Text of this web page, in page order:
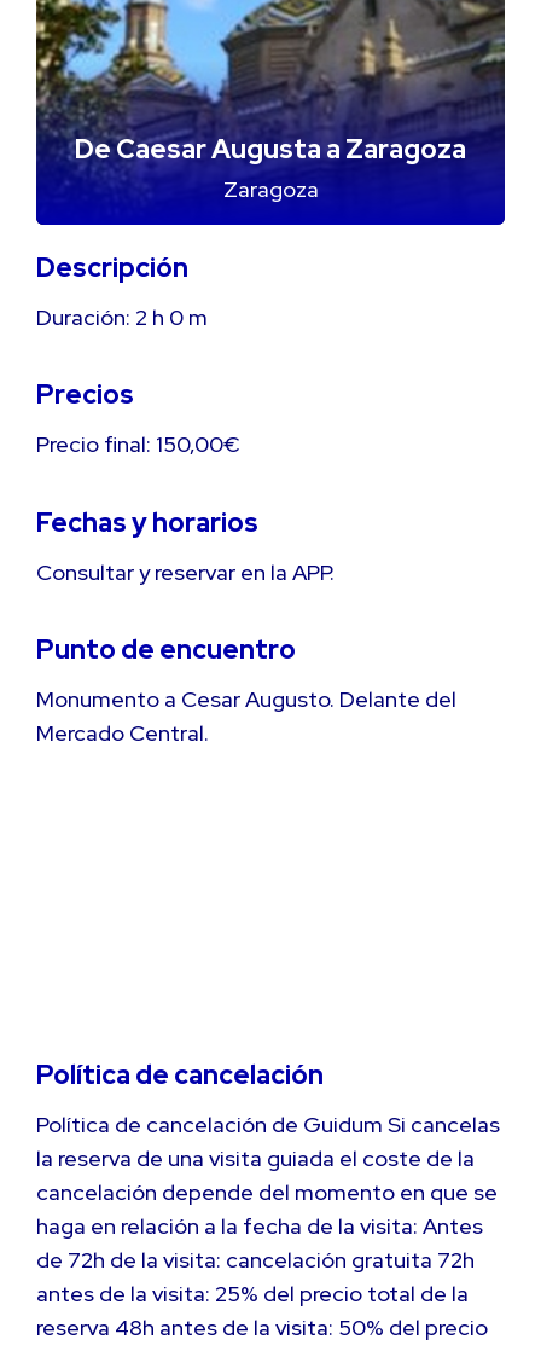
De Caesar Augusta a Zaragoza
Zaragoza
Descripción
Duración: 2 h 0 m
Precios
Precio final: 150,00€
Fechas y horarios
Consultar y reservar en la APP.
Punto de encuentro
Monumento a Cesar Augusto. Delante del
Mercado Central.
Política de cancelación
Política de cancelación de Guidum Si cancelas
la reserva de una visita guiada el coste de la
cancelación depende del momento en que se
haga en relación a la fecha de la visita: Antes
de 72h de la visita: cancelación gratuita 72h
antes de la visita: 25% del precio total de la
reserva 48h antes de la visita: 50% del precio